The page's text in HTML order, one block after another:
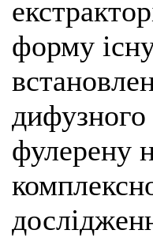
форму
дифузного
фулерену